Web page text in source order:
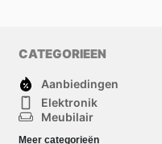
CATEGORIEEN
Aanbiedingen
Elektronik
Meubilair
Meer categorieën